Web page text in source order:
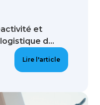
et
d...
Lire l'article